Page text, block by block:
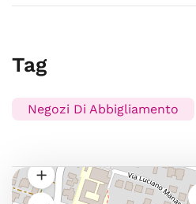
Tag
Negozi Di Abbigliamento